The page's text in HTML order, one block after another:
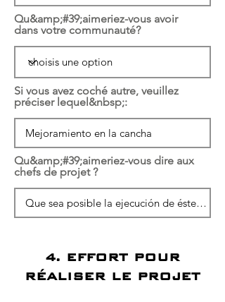
Qu&amp;#39;aimeriez-vous avoir
dans votre communauté?
Si vous avez coché autre, veuillez
préciser lequel&nbsp;:
Qu&amp;#39;aimeriez-vous dire aux
chefs de projet ?
4. EFFORT POUR
RÉALISER LE PROJET